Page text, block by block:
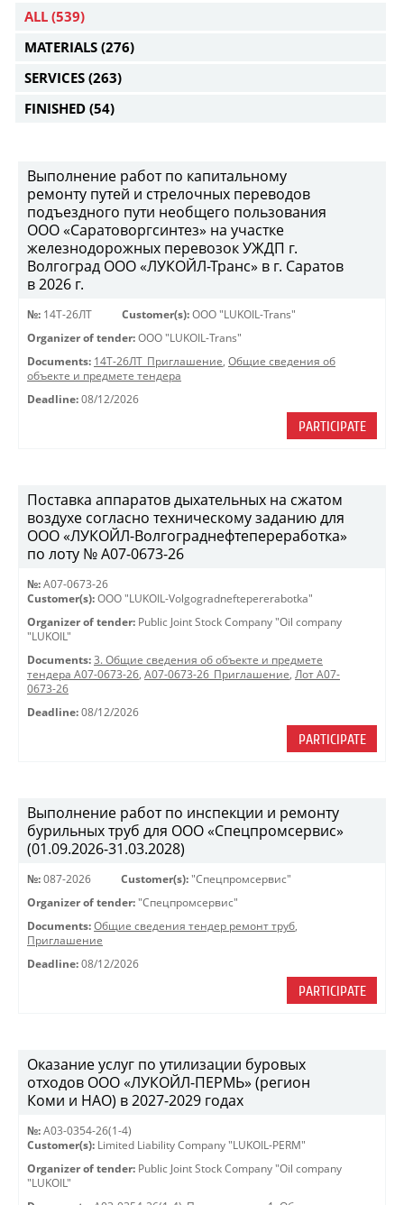
ALL (539)
MATERIALS (276)
SERVICES (263)
FINISHED (54)
Выполнение работ по капитальному
ремонту путей и стрелочных переводов
подъездного пути необщего пользования
ООО «Саратоворгсинтез» на участке
железнодорожных перевозок УЖДП г.
Волгоград ООО «ЛУКОЙЛ-Транс» в г. Саратов
в 2026 г.
№: 14Т-26ЛТ Customer(s): OOO "LUKOIL-Trans"
Organizer of tender: OOO "LUKOIL-Trans"
Documents: 14Т-26ЛТ_Приглашение, Общие сведения об
объекте и предмете тендера
Deadline: 08/12/2026
PARTICIPATE
Поставка аппаратов дыхательных на сжатом
воздухе согласно техническому заданию для
ООО «ЛУКОЙЛ-Волгограднефтепереработка»
по лоту № A07-0673-26
№: A07-0673-26
Customer(s): OOO "LUKOIL-Volgogradneftepererabotka"
Organizer of tender: Public Joint Stock Company "Oil company
"LUKOIL"
Documents: 3. Общие сведения об объекте и предмете
тендера A07-0673-26, A07-0673-26_Приглашение, Лот A07-
0673-26
Deadline: 08/12/2026
PARTICIPATE
Выполнение работ по инспекции и ремонту
бурильных труб для ООО «Спецпромсервис»
(01.09.2026-31.03.2028)
№: 087-2026 Customer(s): "Спецпромсервис"
Organizer of tender: "Спецпромсервис"
Documents: Общие сведения тендер ремонт труб,
Приглашение
Deadline: 08/12/2026
PARTICIPATE
Оказание услуг по утилизации буровых
отходов ООО «ЛУКОЙЛ-ПЕРМЬ» (регион
Коми и НАО) в 2027-2029 годах
№: A03-0354-26(1-4)
Customer(s): Limited Liability Company "LUKOIL-PERM"
Organizer of tender: Public Joint Stock Company "Oil company
"LUKOIL"